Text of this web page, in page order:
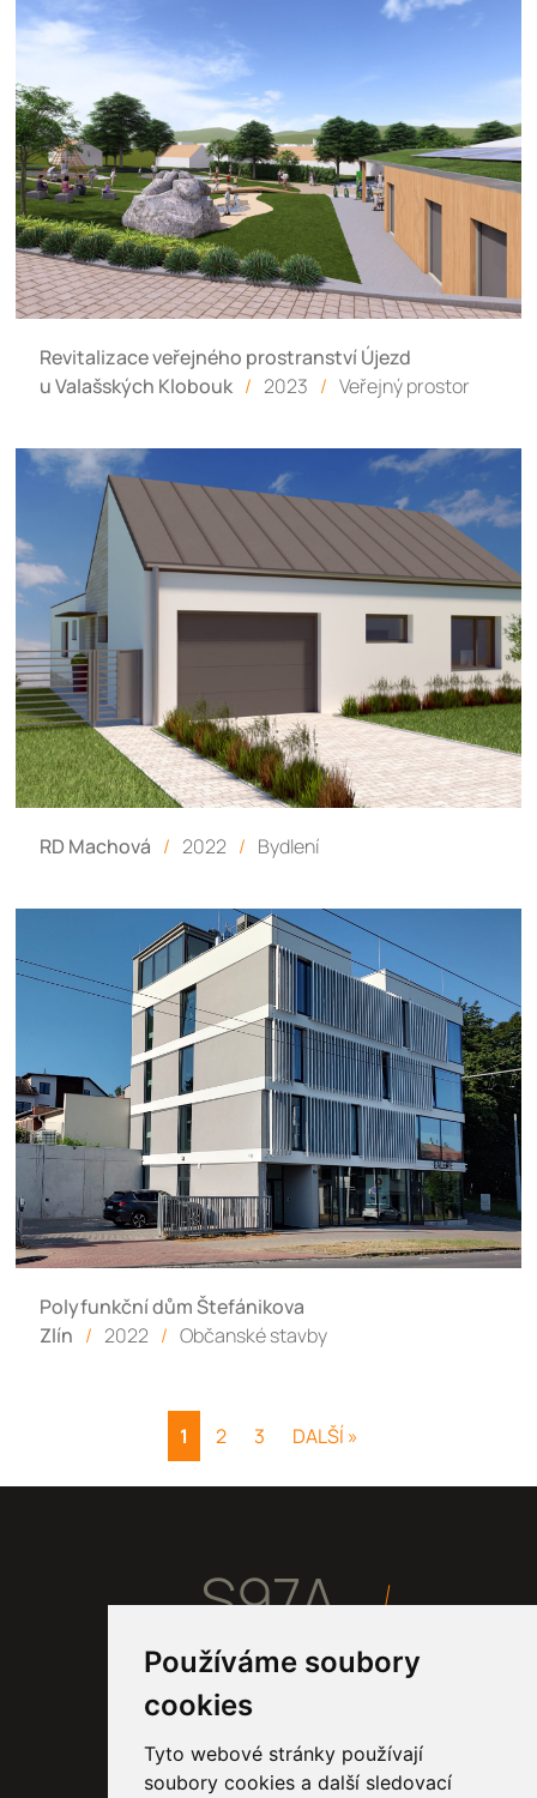
Používáme soubory
cookies
Tyto webové stránky používají
soubory cookies a další sledovací
Revitalizace veřejného prostranství Újezd
u Valašských Klobouk / 2023 / Veřejný prostor
RD Machová / 2022 / Bydlení
Polyfunkční dům Štefánikova
Zlín / 2022 / Občanské stavby
1 2 3 DALŠÍ »
S97A
Home
Projekty
Proces
Studio